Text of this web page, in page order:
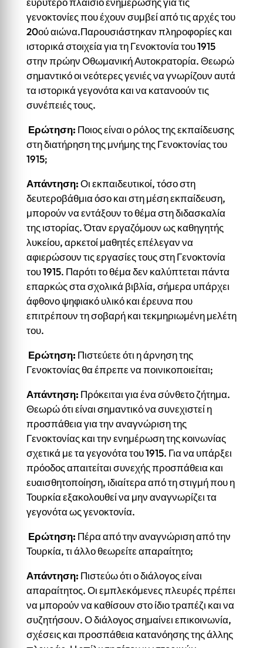
γενοκτονίες που έχουν συμβεί από τις αρχές του
20ού αιώνα.Παρουσιάστηκαν πληροφορίες και
ιστορικά στοιχεία για τη Γενοκτονία του 1915
στην πρώην Οθωμανική Αυτοκρατορία. Θεωρώ
σημαντικό οι νεότερες γενιές να γνωρίζουν αυτά
τα ιστορικά γεγονότα και να κατανοούν τις
συνέπειές τους.
Ερώτηση: Ποιος είναι ο ρόλος της εκπαίδευσης
στη διατήρηση της μνήμης της Γενοκτονίας του
1915;
Απάντηση:Οι εκπαιδευτικοί, τόσο στη
δευτεροβάθμια όσο και στη μέση εκπαίδευση,
μπορούν να εντάξουν το θέμα στη διδασκαλία
της ιστορίας. Όταν εργαζόμουν ως καθηγητής
λυκείου, αρκετοί μαθητές επέλεγαν να
αφιερώσουν τις εργασίες τους στη Γενοκτονία
του 1915. Παρότι το θέμα δεν καλύπτεται πάντα
επαρκώς στα σχολικά βιβλία, σήμερα υπάρχει
άφθονο ψηφιακό υλικό και έρευνα που
επιτρέπουν τη σοβαρή και τεκμηριωμένη μελέτη
του.
Ερώτηση: Πιστεύετε ότι η άρνηση της
Γενοκτονίας θα έπρεπε να ποινικοποιείται;
Απάντηση: Πρόκειται για ένα σύνθετο ζήτημα.
Θεωρώ ότι είναι σημαντικό να συνεχιστεί η
προσπάθεια για την αναγνώριση της
Γενοκτονίας και την ενημέρωση της κοινωνίας
σχετικά με τα γεγονότα του 1915. Για να υπάρξει
πρόοδος απαιτείται συνεχής προσπάθεια και
ευαισθητοποίηση, ιδιαίτερα από τη στιγμή που η
Τουρκία εξακολουθεί να μην αναγνωρίζει τα
γεγονότα ως γενοκτονία.
Ερώτηση: Πέρα από την αναγνώριση από την
Τουρκία, τι άλλο θεωρείτε απαραίτητο;
Απάντηση: Πιστεύω ότι ο διάλογος είναι
απαραίτητος. Οι εμπλεκόμενες πλευρές πρέπει
να μπορούν να καθίσουν στο ίδιο τραπέζι και να
συζητήσουν. Ο διάλογος σημαίνει επικοινωνία,
σχέσεις και προσπάθεια κατανόησης της άλλης